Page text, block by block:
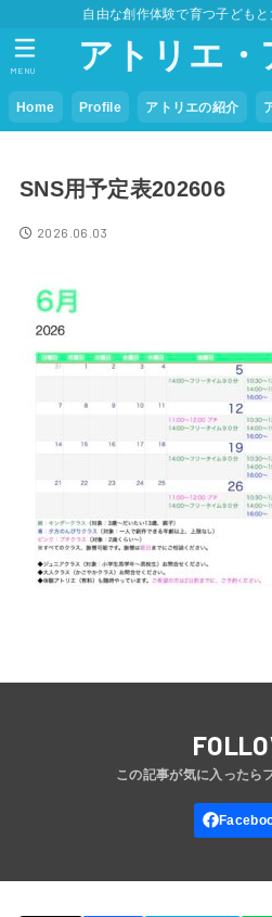
自由な創作体験で育つ子ども
アトリエ
Home Profile アトリエの紹介
MENU
SNS用予定表202606
2026.06.03